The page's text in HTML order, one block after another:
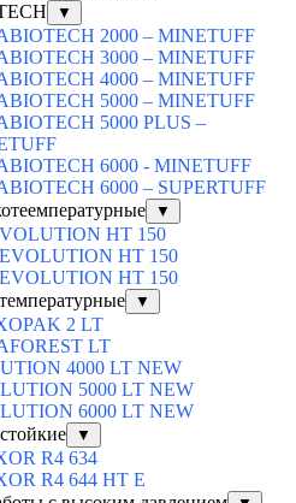
▼
2000 – MINETUFF
3000 – MINETUFF
4000 – MINETUFF
5000 – MINETUFF
5000 PLUS –
6000 - MINETUFF
6000 – SUPERTUFF
▼
HT 150
HT 150
HT 150
▼
2 LT
LT
4000 LT NEW
5000 LT NEW
6000 LT NEW
▼
R4 634
R4 644 HT E